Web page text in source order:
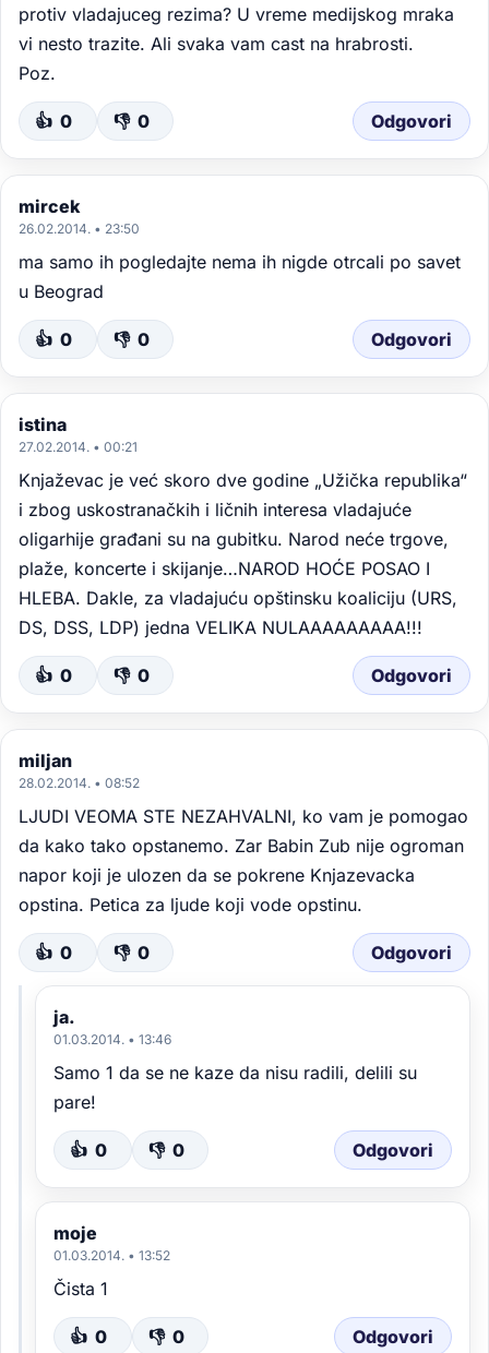
protiv vladajuceg rezima? U vreme medijskog mraka
vi nesto trazite. Ali svaka vam cast na hrabrosti.
Poz.
👍 0 👎 0 Odgovori
mircek
26.02.2014. • 23:50
ma samo ih pogledajte nema ih nigde otrcali po savet
u Beograd
👍 0 👎 0 Odgovori
istina
27.02.2014. • 00:21
Knjaževac je već skoro dve godine „Užička republika“
i zbog uskostranačkih i ličnih interesa vladajuće
oligarhije građani su na gubitku. Narod neće trgove,
plaže, koncerte i skijanje…NAROD HOĆE POSAO I
HLEBA. Dakle, za vladajuću opštinsku koaliciju (URS,
DS, DSS, LDP) jedna VELIKA NULAAAAAAAAA!!!
👍 0 👎 0 Odgovori
miljan
28.02.2014. • 08:52
LJUDI VEOMA STE NEZAHVALNI, ko vam je pomogao
da kako tako opstanemo. Zar Babin Zub nije ogroman
napor koji je ulozen da se pokrene Knjazevacka
opstina. Petica za ljude koji vode opstinu.
👍 0 👎 0 Odgovori
ja.
01.03.2014. • 13:46
Samo 1 da se ne kaze da nisu radili, delili su
pare!
👍 0 👎 0 Odgovori
moje
01.03.2014. • 13:52
Čista 1
👍 0 👎 0 Odgovori